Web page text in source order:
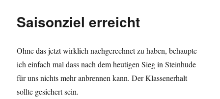
Saisonziel erreicht
Ohne das jetzt wirklich nachgerechnet zu haben, behaupte
ich einfach mal dass nach dem heutigen Sieg in Steinhude
für uns nichts mehr anbrennen kann. Der Klassenerhalt
sollte gesichert sein.